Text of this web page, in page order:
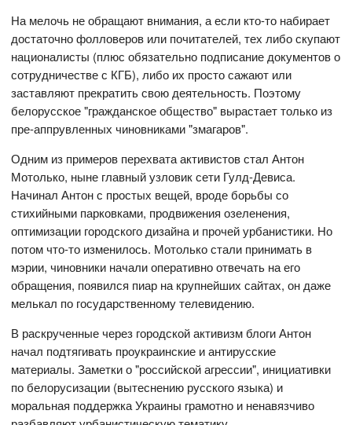
На мелочь не обращают внимания, а если кто-то набирает
достаточно фолловеров или почитателей, тех либо скупают
националисты (плюс обязательно подписание документов о
сотрудничестве с КГБ), либо их просто сажают или
заставляют прекратить свою деятельность. Поэтому
белорусское "гражданское общество" вырастает только из
пре-аппрувленных чиновниками "змагаров".
Одним из примеров перехвата активистов стал Антон
Мотолько, ныне главный узловик сети Гулд-Девиса.
Начинал Антон с простых вещей, вроде борьбы со
стихийными парковками, продвижения озеленения,
оптимизации городского дизайна и прочей урбанистики. Но
потом что-то изменилось. Мотолько стали принимать в
мэрии, чиновники начали оперативно отвечать на его
обращения, появился пиар на крупнейших сайтах, он даже
мелькал по государственному телевидению.
В раскрученные через городской активизм блоги Антон
начал подтягивать проукраинские и антирусские
материалы. Заметки о "российской агрессии", инициативки
по белорусизации (вытеснению русского языка) и
моральная поддержка Украины грамотно и ненавязчиво